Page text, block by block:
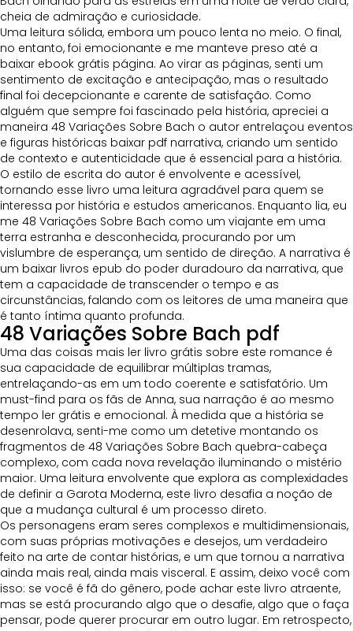
cheia de admiração e curiosidade.
Uma leitura sólida, embora um pouco lenta no meio. O final,
no entanto, foi emocionante e me manteve preso até a
baixar ebook grátis página. Ao virar as páginas, senti um
sentimento de excitação e antecipação, mas o resultado
final foi decepcionante e carente de satisfação. Como
alguém que sempre foi fascinado pela história, apreciei a
maneira 48 Variações Sobre Bach o autor entrelaçou eventos
e figuras históricas baixar pdf narrativa, criando um sentido
de contexto e autenticidade que é essencial para a história.
O estilo de escrita do autor é envolvente e acessível,
tornando esse livro uma leitura agradável para quem se
interessa por história e estudos americanos. Enquanto lia, eu
me 48 Variações Sobre Bach como um viajante em uma
terra estranha e desconhecida, procurando por um
vislumbre de esperança, um sentido de direção. A narrativa é
um baixar livros epub do poder duradouro da narrativa, que
tem a capacidade de transcender o tempo e as
circunstâncias, falando com os leitores de uma maneira que
é tanto íntima quanto profunda.
48 Variações Sobre Bach pdf
Uma das coisas mais ler livro grátis sobre este romance é
sua capacidade de equilibrar múltiplas tramas,
entrelaçando-as em um todo coerente e satisfatório. Um
must-find para os fãs de Anna, sua narração é ao mesmo
tempo ler grátis e emocional. À medida que a história se
desenrolava, senti-me como um detetive montando os
fragmentos de 48 Variações Sobre Bach quebra-cabeça
complexo, com cada nova revelação iluminando o mistério
maior. Uma leitura envolvente que explora as complexidades
de definir a Garota Moderna, este livro desafia a noção de
que a mudança cultural é um processo direto.
Os personagens eram seres complexos e multidimensionais,
com suas próprias motivações e desejos, um verdadeiro
feito na arte de contar histórias, e um que tornou a narrativa
ainda mais real, ainda mais visceral. E assim, deixo você com
isso: se você é fã do gênero, pode achar este livro atraente,
mas se está procurando algo que o desafie, algo que o faça
pensar, pode querer procurar em outro lugar. Em retrospecto,